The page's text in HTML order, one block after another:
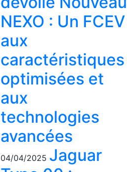
NEXO : Un FCEV
aux
caractéristiques
optimisées et
aux
technologies
avancées
04/04/2025 Jaguar